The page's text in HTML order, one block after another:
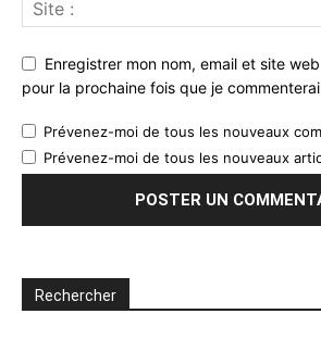
Enregistrer mon nom, email et site
pour la prochaine fois que je
Prévenez-moi de tous les nouveaux
Prévenez-moi de tous les nouveaux
Rechercher